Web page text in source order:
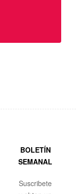
BOLETÍN
SEMANAL
Suscribete